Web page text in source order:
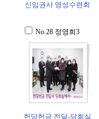
신임권사 영성수련회
No.28 정영희3
헌당헌금 전달-당회실